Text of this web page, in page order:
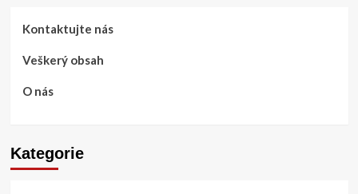
Kontaktujte nás
Veškerý obsah
O nás
Kategorie